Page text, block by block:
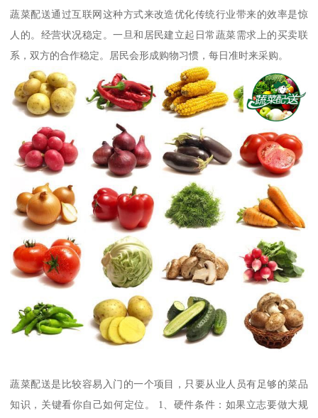
蔬菜配送通过互联网这种方式来改造优化传统行业带来的效率是惊
人的。经营状况稳定。一旦和居民建立起日常蔬菜需求上的买卖联
系，双方的合作稳定。居民会形成购物习惯，每日准时来采购。
蔬菜配送是比较容易入门的一个项目，只要从业人员有足够的菜品
知识，关键看你自己如何定位。 1、硬件条件：如果立志要做大规